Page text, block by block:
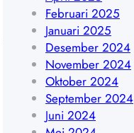
Februari 2025
Januari 2025
Desember 2024
November 2024
Oktober 2024
September 2024
Juni 2024